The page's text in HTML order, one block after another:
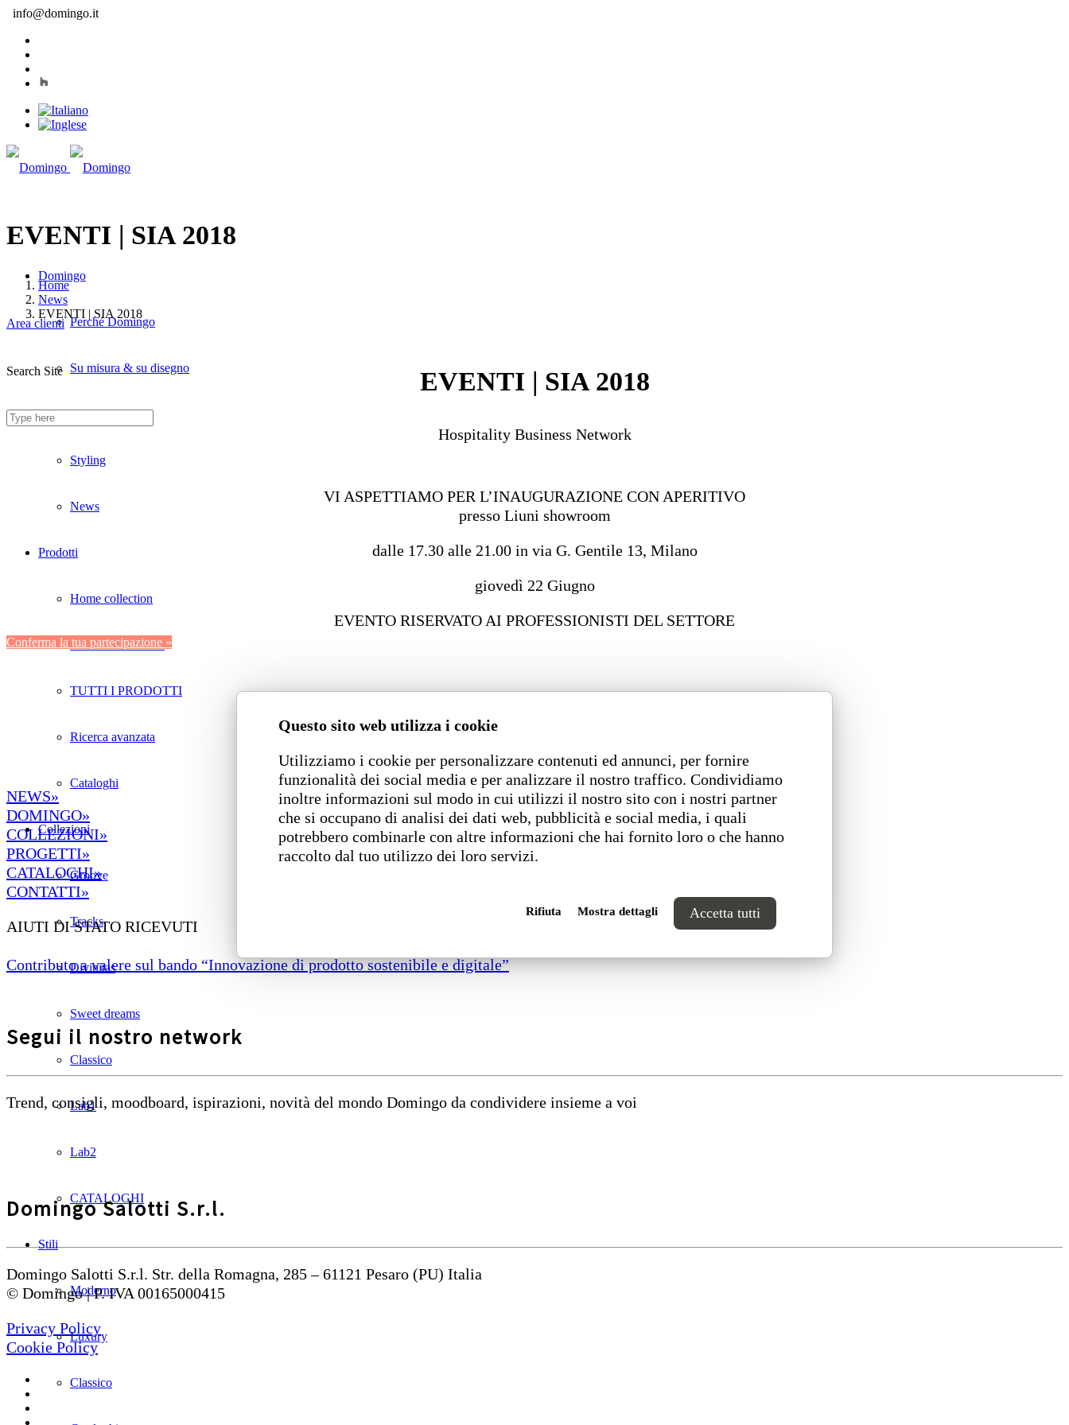
Questo sito web utilizza i cookie
Utilizziamo i cookie per personalizzare contenuti ed annunci, per fornire
funzionalità dei social media e per analizzare il nostro traffico. Condividiamo
inoltre informazioni sul modo in cui utilizzi il nostro sito con i nostri partner
che si occupano di analisi dei dati web, pubblicità e social media, i quali
potrebbero combinarle con altre informazioni che hai fornito loro o che hanno
raccolto dal tuo utilizzo dei loro servizi.
Rifiuta Mostra dettagli Accetta tutti
info@domingo.it
Domingo
Perché Domingo
Su misura & su disegno
Divani ignifughi
Styling
News
Prodotti
Home collection
Contract collection
TUTTI I PRODOTTI
Ricerca avanzata
Cataloghi
Collezioni
Groove
Tracks
Divinitas
Sweet dreams
Classico
Lab1
Lab2
CATALOGHI
Stili
Moderno
Luxury
Classico
Area clienti
Search Site
EVENTI | SIA 2018
Home
News
EVENTI | SIA 2018
EVENTI | SIA 2018
Hospitality Business Network
VI ASPETTIAMO PER L’INAUGURAZIONE CON APERITIVO
presso Liuni showroom
dalle 17.30 alle 21.00 in via G. Gentile 13, Milano
giovedì 22 Giugno
EVENTO RISERVATO AI PROFESSIONISTI DEL SETTORE
Conferma la tua partecipazione »
NEWS»
DOMINGO»
COLLEZIONI»
PROGETTI»
CATALOGHI»
CONTATTI»
AIUTI DI STATO RICEVUTI
Contributo a valere sul bando “Innovazione di prodotto sostenibile e digitale”
Segui il nostro network
Trend, consigli, moodboard, ispirazioni, novità del mondo Domingo da condividere insieme a voi
Domingo Salotti S.r.l.
Domingo Salotti S.r.l. Str. della Romagna, 285 – 61121 Pesaro (PU) Italia
© Domingo | P. IVA 00165000415
Privacy Policy
Cookie Policy